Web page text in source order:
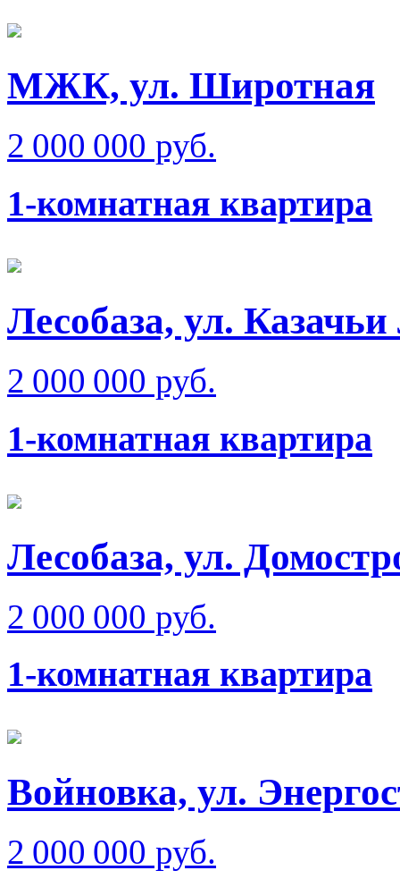
МЖК, ул. Широтная
2 000 000 руб.
1-комнатная квартира
Лесобаза, ул.
2 000 000 руб.
1-комнатная квартира
Лесобаза, ул.
2 000 000 руб.
1-комнатная квартира
Войновка, ул.
2 000 000 руб.